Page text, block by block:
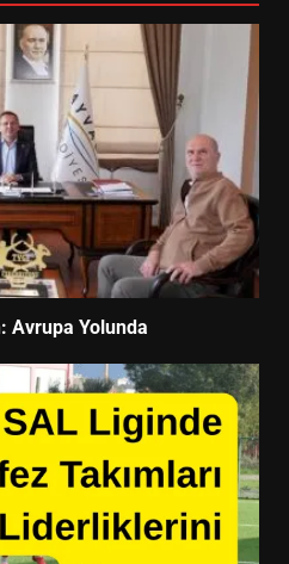
Avrupa Yolunda